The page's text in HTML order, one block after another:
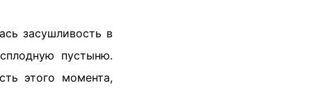
засушливость в
пустыню.
этого момента,